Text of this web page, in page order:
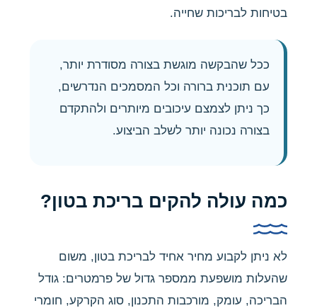
בטיחות לבריכות שחייה.
ככל שהבקשה מוגשת בצורה מסודרת יותר,
עם תוכנית ברורה וכל המסמכים הנדרשים,
כך ניתן לצמצם עיכובים מיותרים ולהתקדם
בצורה נכונה יותר לשלב הביצוע.
כמה עולה להקים בריכת בטון?
לא ניתן לקבוע מחיר אחיד לבריכת בטון, משום
שהעלות מושפעת ממספר גדול של פרמטרים: גודל
הבריכה, עומק, מורכבות התכנון, סוג הקרקע, חומרי